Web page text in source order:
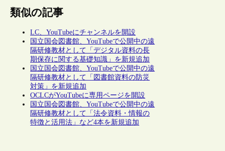
類似の記事
LC、YouTubeにチャンネルを開設
国立国会図書館、YouTubeで公開中の遠
隔研修教材として「デジタル資料の長
期保存に関する基礎知識」を新規追加
国立国会図書館、YouTubeで公開中の遠
隔研修教材として「図書館資料の防災
対策」を新規追加
OCLCがYouTubeに専用ページを開設
国立国会図書館、YouTubeで公開中の遠
隔研修教材として「法令資料・情報の
特徴と活用法」など4本を新規追加